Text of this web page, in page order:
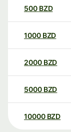
500 BZD
1000 BZD
2000 BZD
5000 BZD
10000 BZD